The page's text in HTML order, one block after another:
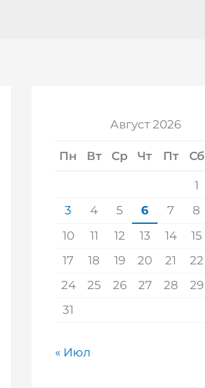
Август 2026
Пн Вт Ср Чт Пт Сб
1
3
4 5 6 7 8
10
11 12 13 14 15
17
18 19 20 21 22
24
25 26 27 28 29
31
« Июл